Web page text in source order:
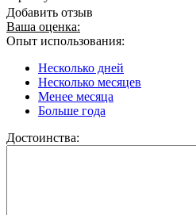
Добавить отзыв
Ваша оценка:
Опыт использования:
Несколько дней
Несколько месяцев
Менее месяца
Больше года
Достоинства: